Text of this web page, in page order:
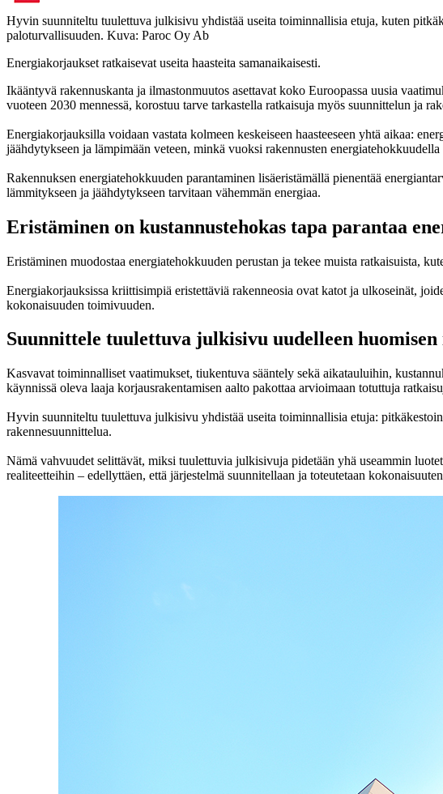
Hyvin suunniteltu tuulettuva julkisivu yhdistää useita toiminnallisia etuja, kuten
paloturvallisuuden. Kuva: Paroc Oy Ab
Energiakorjaukset ratkaisevat useita haasteita samanaikaisesti.
Ikääntyvä rakennuskanta ja ilmastonmuutos asettavat koko Euroopassa uusia
vuoteen 2030 mennessä, korostuu tarve tarkastella ratkaisuja myös suunnittelun ja
Energiakorjauksilla voidaan vastata kolmeen keskeiseen haasteeseen yhtä aikaa:
jäähdytykseen ja lämpimään veteen, minkä vuoksi rakennusten
Rakennuksen energiatehokkuuden parantaminen lisäeristämällä pienentää
lämmitykseen ja jäähdytykseen tarvitaan vähemmän energiaa.
Eristäminen on kustannustehokas tapa parantaa
Eristäminen muodostaa energiatehokkuuden perustan ja tekee muista ratkaisuista,
Energiakorjauksissa kriittisimpiä eristettäviä rakenneosia ovat katot ja ulkoseinät,
kokonaisuuden toimivuuden.
Suunnittele tuulettuva julkisivu uudelleen huomisen
Kasvavat toiminnalliset vaatimukset, tiukentuva sääntely sekä aikatauluihin,
käynnissä oleva laaja korjausrakentamisen aalto pakottaa arvioimaan totuttuja
Hyvin suunniteltu tuulettuva julkisivu yhdistää useita toiminnallisia etuja:
rakennesuunnittelua.
Nämä vahvuudet selittävät, miksi tuulettuvia julkisivuja pidetään yhä useammin
realiteetteihin – edellyttäen, että järjestelmä suunnitellaan ja toteutetaan